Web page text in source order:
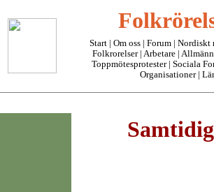
Start Om oss | Forum | Nordiskt
Folkrorelser| Arbetare
Toppmötesprotester| Sociala
Organisationer|